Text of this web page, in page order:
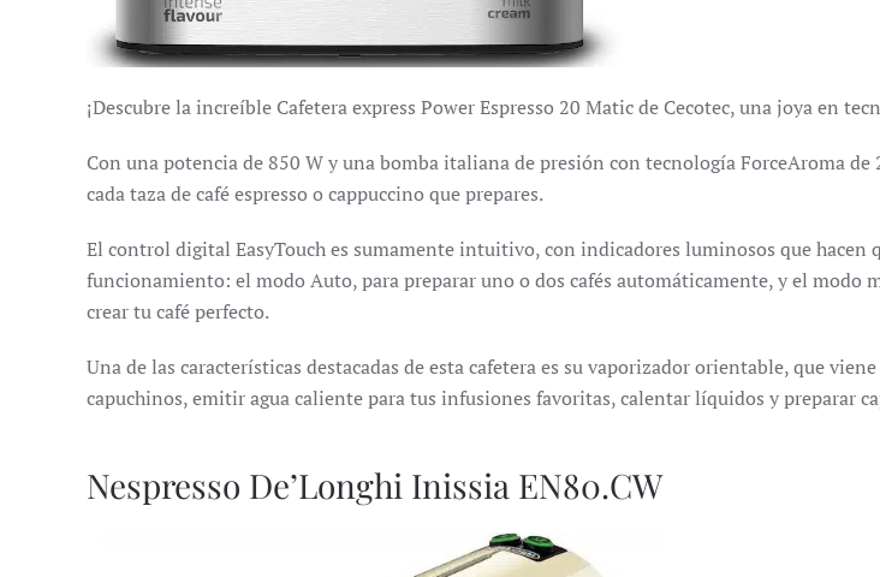
¡Descubre la increíble Cafetera express Power Espresso 20 Matic de Cecotec, una joya en
Con una potencia de 850 W y una bomba italiana de presión con tecnología ForceAroma
cada taza de café espresso o cappuccino que prepares.
El control digital EasyTouch es sumamente intuitivo, con indicadores luminosos que hacen
funcionamiento: el modo Auto, para preparar uno o dos cafés automáticamente, y el
crear tu café perfecto.
Una de las características destacadas de esta cafetera es su vaporizador orientable, que
capuchinos, emitir agua caliente para tus infusiones favoritas, calentar líquidos y preparar
Nespresso De’Longhi Inissia EN80.CW